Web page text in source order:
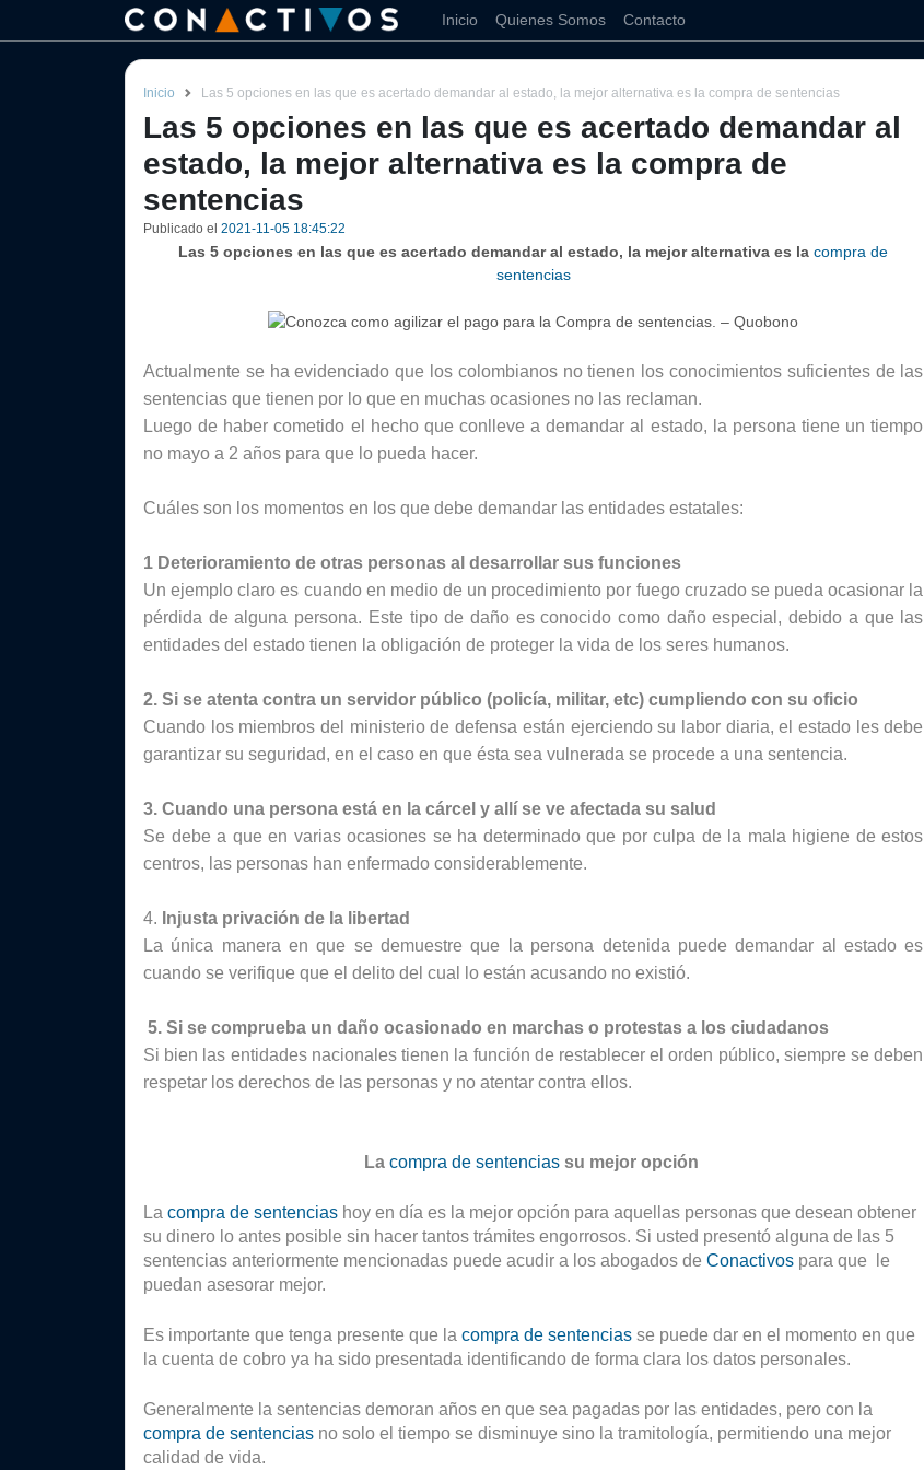
Inicio Quienes Somos Contacto
Inicio Las 5 opciones en las que es acertado demandar al estado, la mejor alternativa es la compra de sentencias
Las 5 opciones en las que es acertado demandar al
estado, la mejor alternativa es la compra de
sentencias
Publicado el 2021-11-05 18:45:22
Las 5 opciones en las que es acertado demandar al estado, la mejor alternativa es lacompra de
sentencias
Actualmente se ha evidenciado que los colombianos no tienen los conocimientos suficientes de las
sentencias que tienen por lo que en muchas ocasiones no las reclaman.
Luego de haber cometido el hecho que conlleve a demandar al estado, la persona tiene un tiempo
no mayo a 2 años para que lo pueda hacer.
Cuáles son los momentos en los que debe demandar las entidades estatales:
1 Deterioramiento de otras personas al desarrollar sus funciones
Un ejemplo claro es cuando en medio de un procedimiento por fuego cruzado se pueda ocasionar la
pérdida de alguna persona. Este tipo de daño es conocido como daño especial, debido a que las
entidades del estado tienen la obligación de proteger la vida de los seres humanos.
2. Si se atenta contra un servidor público (policía, militar, etc) cumpliendo con su oficio
Cuando los miembros del ministerio de defensa están ejerciendo su labor diaria, el estado les debe
garantizar su seguridad, en el caso en que ésta sea vulnerada se procede a una sentencia.
3. Cuando una persona está en la cárcel y allí se ve afectada su salud
Se debe a que en varias ocasiones se ha determinado que por culpa de la mala higiene de estos
centros, las personas han enfermado considerablemente.
4. Injusta privación de la libertad
La única manera en que se demuestre que la persona detenida puede demandar al estado es
cuando se verifique que el delito del cual lo están acusando no existió.
5. Si se comprueba un daño ocasionado en marchas o protestas a los ciudadanos
Si bien las entidades nacionales tienen la función de restablecer el orden público, siempre se deben
respetar los derechos de las personas y no atentar contra ellos.
La compra de sentencias su mejor opción
La compra de sentencias hoy en día es la mejor opción para aquellas personas que desean obtener
su dinero lo antes posible sin hacer tantos trámites engorrosos. Si usted presentó alguna de las 5
sentencias anteriormente mencionadas puede acudir a los abogados de Conactivos para que  le
puedan asesorar mejor.
Es importante que tenga presente que la compra de sentencias se puede dar en el momento en que
la cuenta de cobro ya ha sido presentada identificando de forma clara los datos personales.
compra de sentencias no solo el tiempo se disminuye sino la tramitología, permitiendo una mejor
calidad de vida.